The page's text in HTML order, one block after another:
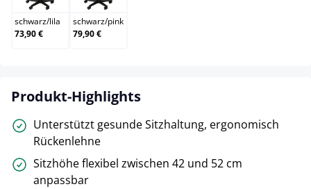
schwarz/lila
73,90 €
schwarz/pink
79,90 €
Produkt-Highlights
Unterstützt gesunde Sitzhaltung, ergonomisch
Rückenlehne
Sitzhöhe flexibel zwischen 42 und 52 cm
anpassbar